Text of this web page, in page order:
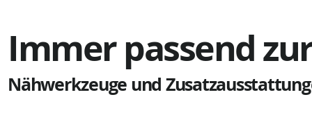
Immer passend
Nähwerkzeuge und